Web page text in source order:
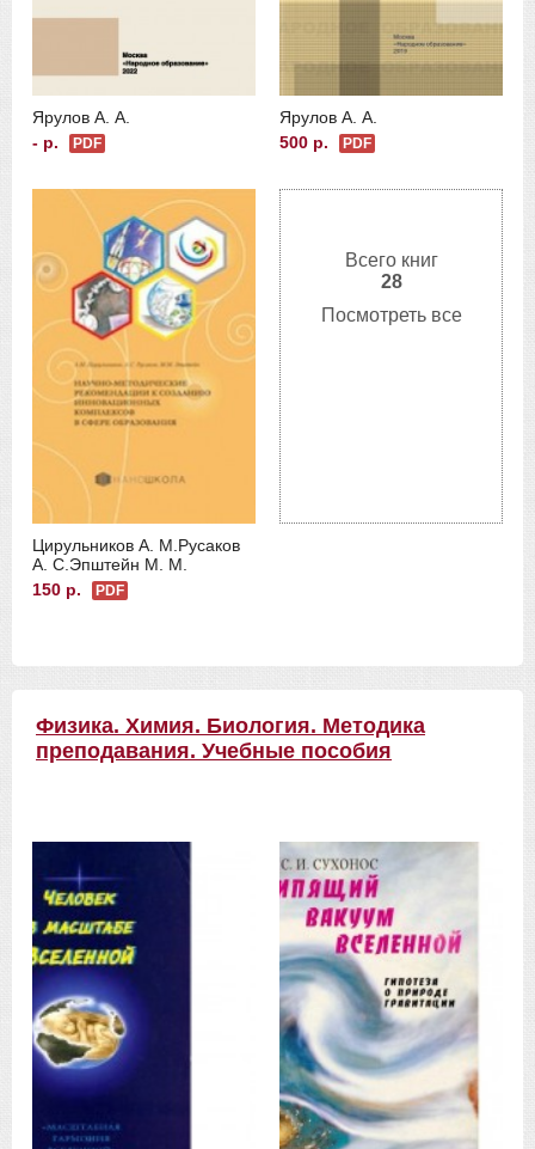
Ярулов А. А.
- р.
PDF
Ярулов А. А.
500 р.
PDF
Цирульников А. М. Русаков
А. С. Эпштейн М. М.
150 р.
PDF
Всего книг
28
Посмотреть все
Физика. Химия. Биология. Методика
преподавания. Учебные пособия